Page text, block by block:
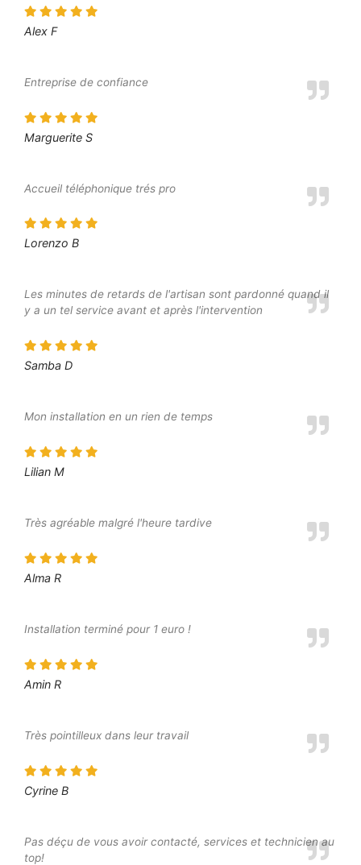
Alex F
Entreprise de confiance
Marguerite S
Accueil téléphonique trés pro
Lorenzo B
Les minutes de retards de l'artisan sont pardonné quand il
y a un tel service avant et après l'intervention
Samba D
Mon installation en un rien de temps
Lilian M
Très agréable malgré l'heure tardive
Alma R
Installation terminé pour 1 euro !
Amin R
Très pointilleux dans leur travail
Cyrine B
Pas déçu de vous avoir contacté, services et technicien au
top!